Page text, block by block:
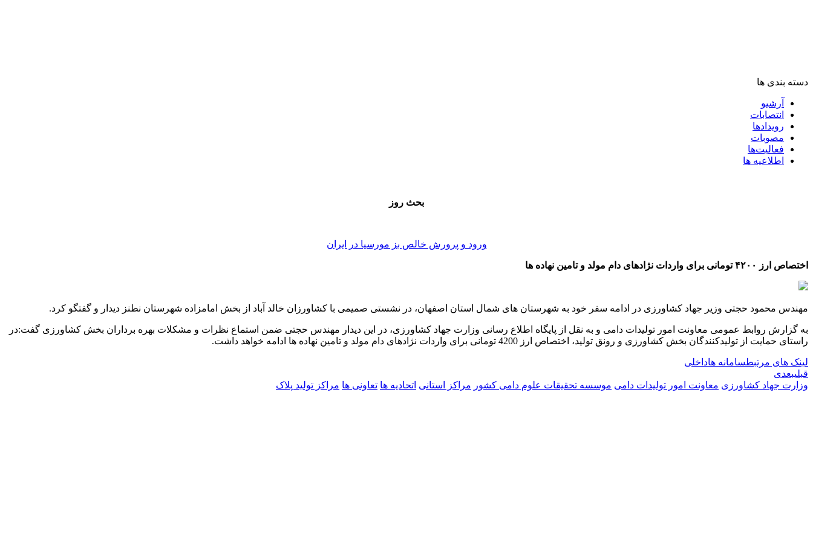
دسته بندی ها
آرشیو
انتصابات
رویدادها
مصوبات
فعالیت‌ها
اطلاعیه ها
بحث روز
ورود و پرورش خالص بز مورسیا در ایران
اختصاص ارز ۴۲۰۰ تومانی برای واردات نژادهای دام مولد و تامین نهاده ها
مهندس محمود حجتی وزیر جهاد کشاورزی در ادامه سفر خود به شهرستان های شمال استان اصفهان، در نشستی صمیمی با کشاورزان خالد آباد از بخش امامزاده شهرستان نطنز دیدار و گفتگو کرد.
به گزارش روابط عمومی معاونت امور تولیدات دامی و به نقل از پایگاه اطلاع رسانی وزارت جهاد کشاورزی، در این دیدار مهندس حجتی ضمن استماع نظرات و مشکلات بهره برداران بخش کشاورزی گفت:در
راستای حمایت از تولیدکنندگان بخش کشاورزی و رونق تولید، اختصاص ارز 4200 تومانی برای واردات نژادهای دام مولد و تامین نهاده ها ادامه خواهد داشت.
لینک های مرتبطسامانه هاداخلی
قبلیبعدی
وزارت جهاد کشاورزی معاونت امور تولیدات دامی موسسه تحقیقات علوم دامی کشور مراکز استانی اتحادیه ها تعاونی ها مراکز تولید پلاک